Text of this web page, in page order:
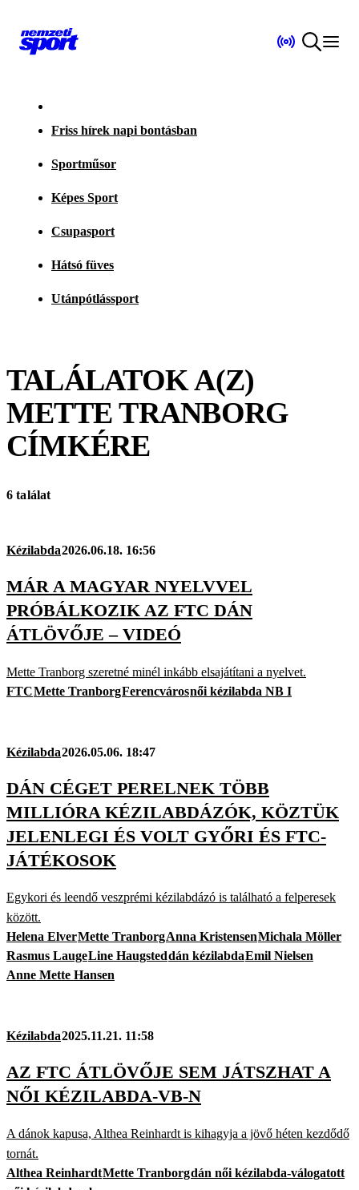
Friss hírek napi bontásban
Sportműsor
Képes Sport
Csupasport
Hátsó füves
Utánpótlássport
TALÁLATOK A(Z)
METTE TRANBORG
CÍMKÉRE
6 találat
Kézilabda2026.06.18. 16:56
MÁR A MAGYAR NYELVVEL
PRÓBÁLKOZIK AZ FTC DÁN
ÁTLÖVŐJE – VIDEÓ
Mette Tranborg szeretné minél inkább elsajátítani a nyelvet.
FTCMette TranborgFerencvárosnői kézilabda NB I
Kézilabda2026.05.06. 18:47
DÁN CÉGET PERELNEK TÖBB
MILLIÓRA KÉZILABDÁZÓK, KÖZTÜK
JELENLEGI ÉS VOLT GYŐRI ÉS FTC-
JÁTÉKOSOK
Egykori és leendő veszprémi kézilabdázó is található a felperesek
között.
Helena ElverMette TranborgAnna KristensenMichala Möller
Rasmus LaugeLine Haugsteddán kézilabdaEmil Nielsen
Anne Mette Hansen
Kézilabda2025.11.21. 11:58
AZ FTC ÁTLÖVŐJE SEM JÁTSZHAT A
NŐI KÉZILABDA-VB-N
A dánok kapusa, Althea Reinhardt is kihagyja a jövő héten kezdődő
tornát.
Althea ReinhardtMette Tranborgdán női kézilabda-válogatott